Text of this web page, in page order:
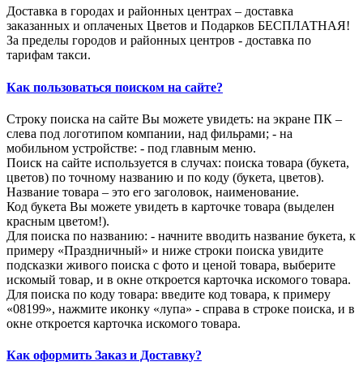
Доставка в городах и районных центрах – доставка
заказанных и оплаченых Цветов и Подарков БЕСПЛАТНАЯ!
За пределы городов и районных центров - доставка по
тарифам такси.
Как пользоваться поиском на сайте?
Строку поиска на сайте Вы можете увидеть: на экране ПК –
слева под логотипом компании, над фильрами; - на
мобильном устройстве: - под главным меню.
Поиск на сайте используется в случах: поиска товара (букета,
цветов) по точному названию и по коду (букета, цветов).
Название товара – это его заголовок, наименование.
Код букета Вы можете увидеть в карточке товара (выделен
красным цветом!).
Для поиска по названию: - начните вводить название букета, к
примеру «Праздничный» и ниже строки поиска увидите
подсказки живого поиска с фото и ценой товара, выберите
искомый товар, и в окне откроется карточка искомого товара.
Для поиска по коду товара: введите код товара, к примеру
«08199», нажмите иконку «лупа» - справа в строке поиска, и в
окне откроется карточка искомого товара.
Как оформить Заказ и Доставку?